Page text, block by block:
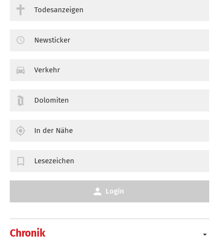
Chronik
Todesanzeigen
Newsticker
Verkehr
Dolomiten
In der Nähe
Lesezeichen
Login